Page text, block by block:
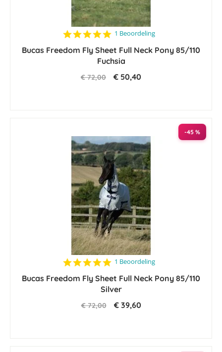
5.0
rating
1 Beoordeling
Bucas Freedom Fly Sheet Full Neck Pony 85/110
Fuchsia
€ 72,00 € 50,40
-45 %
5.0
rating
1 Beoordeling
Bucas Freedom Fly Sheet Full Neck Pony 85/110
Silver
€ 72,00 € 39,60